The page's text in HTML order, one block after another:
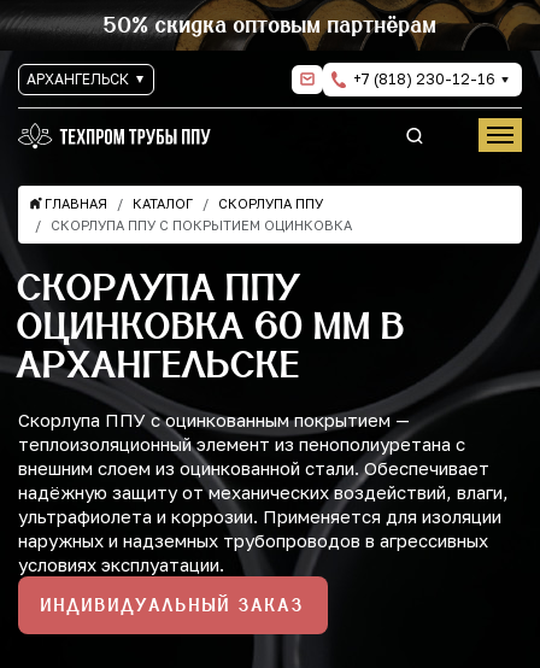
50% скидка оптовым партнёрам
АРХАНГЕЛЬСК +7 (818) 230-12-16
ГЛАВНАЯ КАТАЛОГ
СКОРЛУПА ППУ
СКОРЛУПА ППУ С ПОКРЫТИЕМ ОЦИНКОВКА
СКОРЛУПА ППУ
ОЦИНКОВКА 60 ММ В
АРХАНГЕЛЬСКЕ
Скорлупа ППУ с оцинкованным покрытием —
теплоизоляционный элемент из пенополиуретана с
внешним слоем из оцинкованной стали. Обеспечивает
надёжную защиту от механических воздействий, влаги,
ультрафиолета и коррозии. Применяется для изоляции
наружных и надземных трубопроводов в агрессивных
условиях эксплуатации.
ИНДИВИДУАЛЬНЫЙ ЗАКАЗ